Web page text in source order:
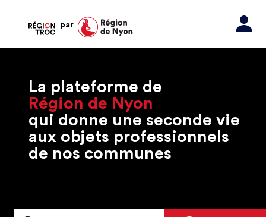
par
La plateforme de
Région de Nyon
qui donne une seconde vie
aux objets professionnels
de nos communes